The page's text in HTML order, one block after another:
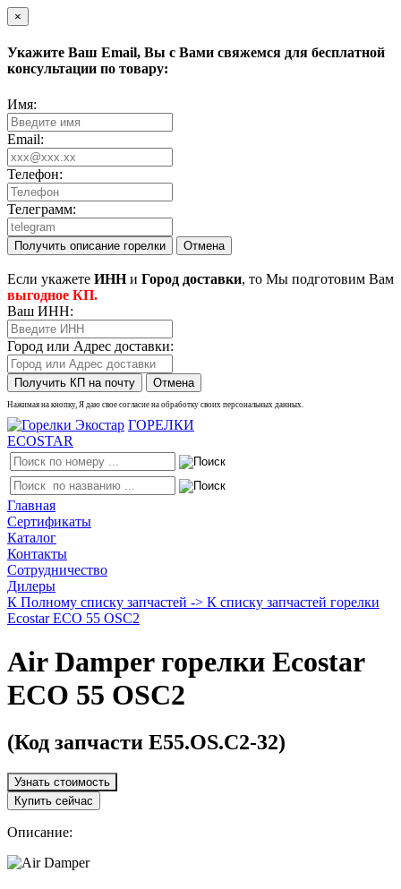
×
Укажите Ваш Email, Вы с Вами свяжемся для бесплатной
консультации по товару:
Имя:
Email:
Телефон:
Телеграмм:
Получить описание горелки Отмена
Eсли укажете ИННи Город доставки, то Мы подготовим Вам
выгодное КП.
Ваш ИНН:
Город или Адрес доставки:
Получить КП на почту Отмена
Нажимая на кнопку, Я даю свое согласие на обработку своих персональных данных.
ГОРЕЛКИ
ECOSTAR
Главная
Сертификаты
Каталог
Контакты
Сотрудничество
Дилеры
К Полному списку запчастей -> К списку запчастей горелки
Ecostar ECO 55 OSC2
Air Damper горелки Ecostar
ECO 55 OSC2
(Код запчасти E55.OS.C2-32)
Узнать стоимость
Купить сейчас
Описание: